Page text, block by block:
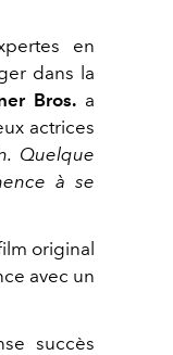
en
dans la
Bros. a
actrices
Quelque
à se
original
avec un
succès